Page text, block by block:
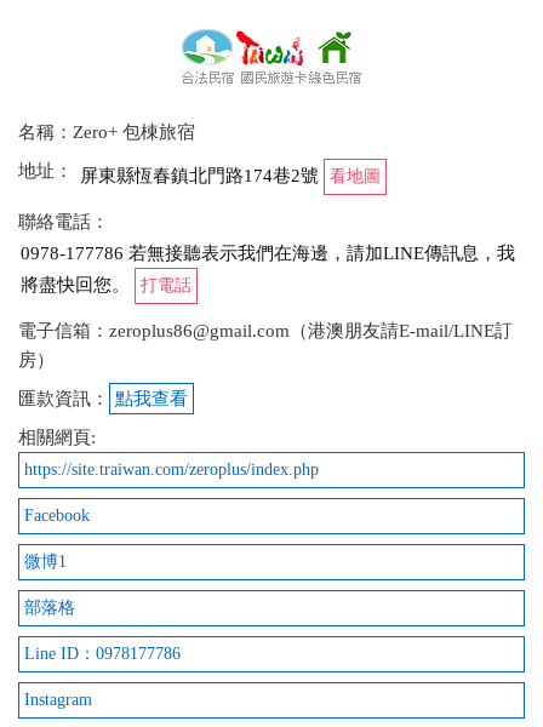
名稱：Zero+ 包棟旅宿
地址：
屏東縣恆春鎮北門路174巷2號 看地圖
聯絡電話：
0978-177786 若無接聽表示我們在海邊，請加LINE傳訊息，我
將盡快回您。
打電話
電子信箱：zeroplus86@gmail.com（港澳朋友請E-mail/LINE訂
房）
匯款資訊：
點我查看
相關網頁:
https://site.traiwan.com/zeroplus/index.php
Facebook
微博1
部落格
Line ID：0978177786
Instagram